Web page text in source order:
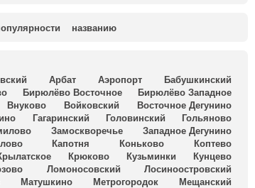
названию
Арбат Аэропорт
Бабушкинский
Бирюлёво Восточное
Бирюлёво Западное
Внуково Войковский
Восточное Дегунино
Гагаринский Головинский
Гольяново
Замоскворечье
Западное Дегунино
Капотня Коньково
Коптево
Крюково Кузьминки
Кунцево
Ломоносовский
Лосиноостровский
Матушкино Метрогородок
Мещанский